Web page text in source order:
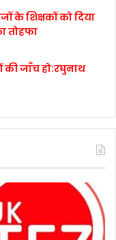
के शिक्षकों को दिया
तोहफा
की जाँच हो:रघुनाथ